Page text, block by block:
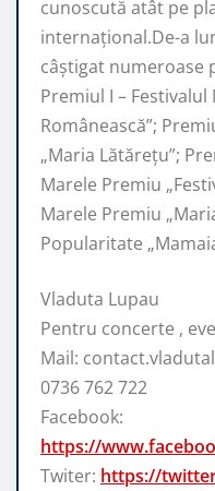
cunoscută atât pe
internaţional.De-a
câştigat numeroase
Premiul I –
Românească”;
„Maria Lătărețu”;
Marele Premiu
Marele Premiu
Popularitate
Vladuta Lupau
Pentru concerte ,
Mail:
0736 762 722
Facebook:
https://
Twiter: https://